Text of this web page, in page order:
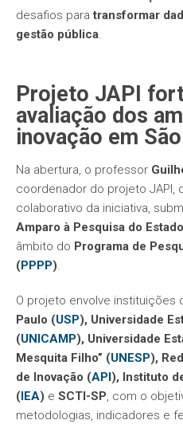
desafios paratransformar
gestão pública.
Projeto JAPI
avaliação dos
inovação em
Na abertura, o professor
coordenador do projeto JAPI,
colaborativo da iniciativa,
Amparo à Pesquisa do
âmbito do Programa de
(PPPP).
O projeto envolve instituições
Paulo (USP), Universidade
(UNICAMP), Universidade
Mesquita Filho” (UNESP),
de Inovação (API), Instituto
(IEA) e SCTI-SP, com o
metodologias, indicadores e